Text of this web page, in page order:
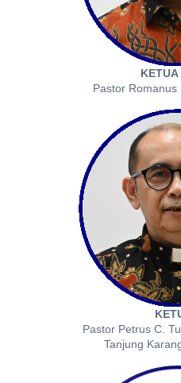
KETUA
Pastor
Pastor Petrus C.
Tanjung